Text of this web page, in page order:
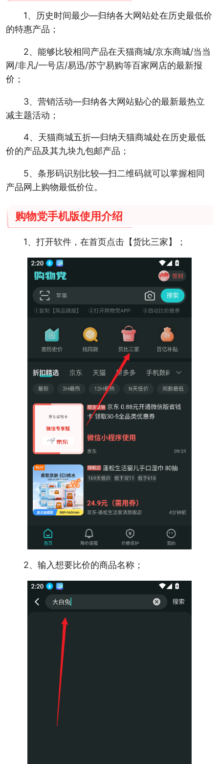
1、历史时间最少—归纳各大网站处在历史最低价
的特惠产品；
2、能够比较相同产品在天猫商城/京东商城/当当
网/非凡/一号店/易迅/苏宁易购等百家网店的最新报
价；
3、营销活动—归纳各大网站贴心的最新最热立
减主题活动；
4、天猫商城五折—归纳天猫商城处在历史最低
价的产品及其九块九包邮产品；
5、条形码识别比较—扫二维码就可以掌握相同
产品网上购物最低价位。
购物党手机版使用介绍
1、打开软件，在首页点击【货比三家】；
2、输入想要比价的商品名称；